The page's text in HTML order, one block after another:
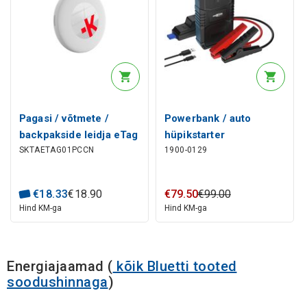
Pagasi / võtmete /
backpakside leidja eTag
(töötab koos iPad ja
SKTAETAG01PCCN
€18.33€18.90
Hind KM-ga
Powerbank / auto
hüpikstarter
400A/1500A 37Wh
1900-0129
€79.50€99.00
Hind KM-ga
Energiajaamad ( kõik Bluetti tooted
soodushinnaga)